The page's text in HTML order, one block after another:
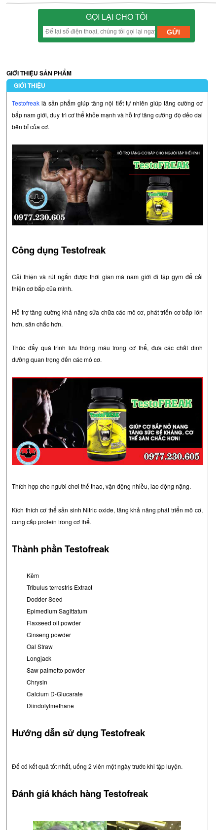
GỌI LẠI CHO TÔI
GIỚI THIỆU SẢN PHẨM
GIỚI THIỆU
Testofreak là sản phẩm giúp tăng nội tiết tự nhiên giúp tăng cường cơ
bắp nam giới, duy trì cơ thể khỏe mạnh và hỗ trợ tăng cường độ dẻo dai
bền bỉ của cơ.
Công dụng Testofreak
Cải thiện và rút ngắn được thời gian mà nam giới đi tập gym để cải
thiện cơ bắp của mình.
Hỗ trợ tăng cường khả năng sửa chữa các mô cơ, phát triển cơ bắp lớn
hơn, săn chắc hơn.
Thúc đẩy quá trình lưu thông máu trong cơ thể, đưa các chất dinh
dưỡng quan trọng đến các mô cơ.
Thích hợp cho người chơi thể thao, vận động nhiều, lao động nặng.
Kích thích cơ thể sản sinh Nitric oxide, tăng khả năng phát triển mô cơ,
cung cấp protein trong cơ thể.
Thành phần Testofreak
Kẽm
Tribulus terrestris Extract
Dodder Seed
Epimedium Sagittatum
Flaxseed oil powder
Ginseng powder
Oal Straw
Longjack
Saw palmetto powder
Chrysin
Calcium D-Glucarate
Diindolylmethane
Hướng dẫn sử dụng Testofreak
Để có kết quả tốt nhất, uống 2 viên một ngày trước khi tập luyện.
Đánh giá khách hàng Testofreak